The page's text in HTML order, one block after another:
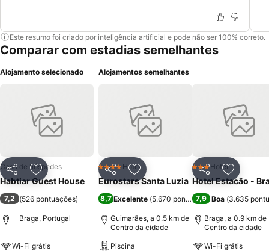
Este resumo foi criado por inteligência artificial e pode não ser 100% correto.
Comparar com estadias semelhantes
Alojamento selecionado
PartilharAdicionar aos favoritos
Casa de hóspedes
Habtiar Guest House
7,2 (526 pontuações)
Braga, Portugal
Wi-Fi grátis
Alojamentos semelhantes
PartilharAdicionar aos favoritos
4 EstrelasHotel
Eurostars Santa Luzia
8,7 Excelente (5.670 pontuações)
Guimarães, a 0.5 km de
Centro da cidade
Piscina
Partilhar
3 Estrelas
Hotel
Hotel Estacão -
7,9 Boa (3.635
Braga, a 0.9 km de
Centro da cidade
Wi-Fi grátis